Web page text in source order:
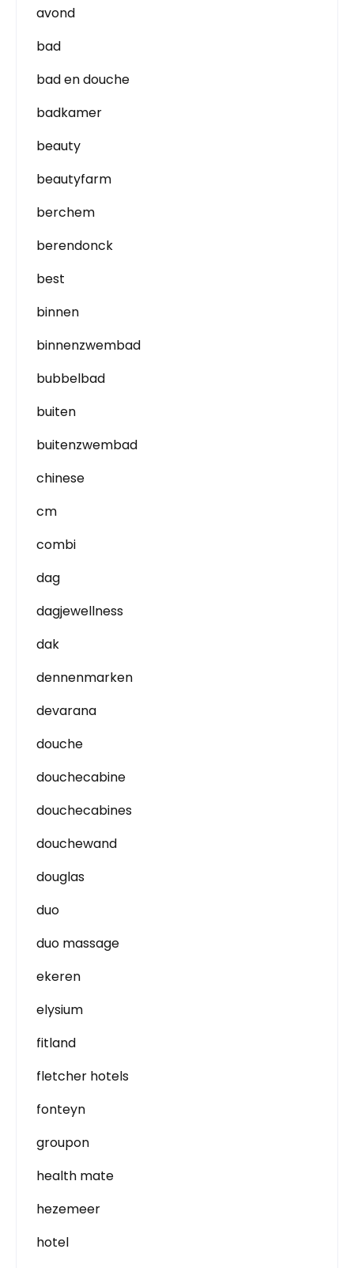
avond
bad
bad en douche
badkamer
beauty
beautyfarm
berchem
berendonck
best
binnen
binnenzwembad
bubbelbad
buiten
buitenzwembad
chinese
cm
combi
dag
dagjewellness
dak
dennenmarken
devarana
douche
douchecabine
douchecabines
douchewand
douglas
duo
duo massage
ekeren
elysium
fitland
fletcher hotels
fonteyn
groupon
health mate
hezemeer
hotel